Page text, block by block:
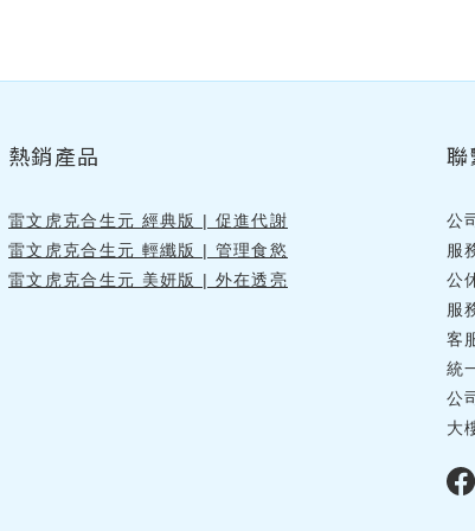
熱銷產品
雷文虎克合生元 經典版 | 促進代謝
雷文虎克合生元 輕纖版 | 管理食慾
雷文虎克合生元 美妍版 | 外在透亮
公
服
公
服
客
統
公
大